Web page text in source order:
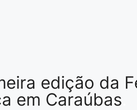
edição da
em Caraúbas